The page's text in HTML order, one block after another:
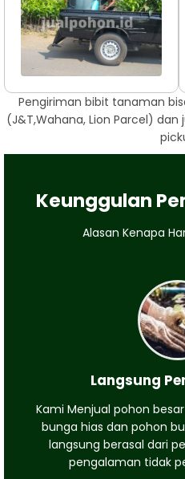
Pengiriman bibit tanaman
(J&T,Wahana, Lion Parcel)
Keunggulan
Alasan Kenapa
Langsung
Kami Menjual pohon
bunga hias dan pohon
langsung berasal dari
pengalaman tidak